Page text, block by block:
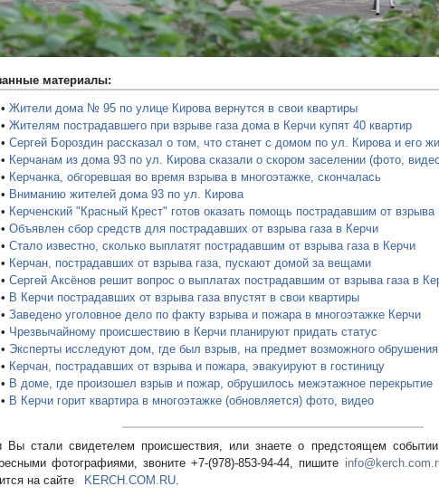
материалы:
• Жители дома № 95 по улице Кирова вернутся в свои квартиры
• Жителям пострадавшего при взрыве газа дома в Керчи купят 40 квартир
• Сергей Бороздин рассказал о том, что станет с домом по ул. Кирова и его
• Керчанам из дома 93 по ул. Кирова сказали о скором заселении (фото,
• Керчанка, обгоревшая во время взрыва в многоэтажке, скончалась
• Вниманию жителей дома 93 по ул. Кирова
• Керченский "Красный Крест" готов оказать помощь пострадавшим от взрыва
• Объявлен сбор средств для пострадавших от взрыва газа в Керчи
• Стало известно, сколько выплатят пострадавшим от взрыва газа в Керчи
• Керчан, пострадавших от взрыва газа, пускают домой за вещами
• Сергей Аксёнов решит вопрос о выплатах пострадавшим от взрыва газа в
• В Керчи пострадавших от взрыва газа впустят в свои квартиры
• Заведено уголовное дело по факту взрыва и пожара в многоэтажке Керчи
• Чрезвычайному происшествию в Керчи планируют придать статус
• Эксперты исследуют дом, где был взрыв, на предмет возможного обрушения
• Керчан, пострадавших от взрыва и пожара, эвакуируют в гостиницу
• В доме, где произошел взрыв и пожар, обрушилось межэтажное перекрытие
• В Керчи горит квартира в многоэтажке (обновляется) фото, видео
Вы стали свидетелем происшествия, или знаете о предстоящем
фотографиями, звоните +7-(978)-853-94-44, пишите
на сайте KERCH.COM.RU.